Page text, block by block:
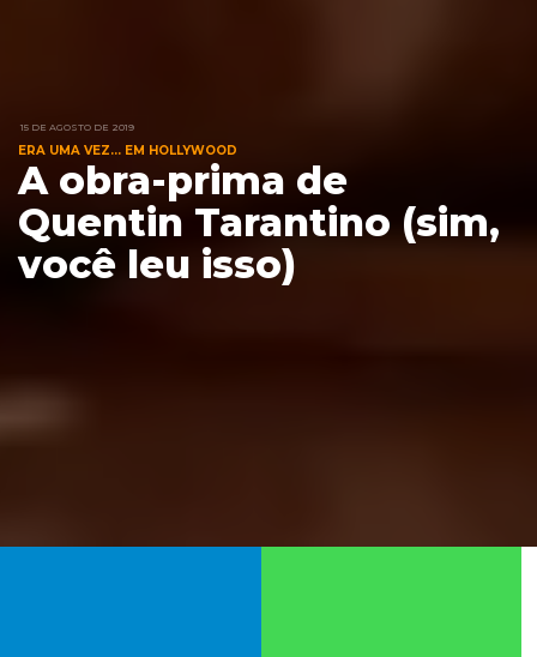
15 DE AGOSTO DE 2019
ERA UMA VEZ... EM HOLLYWOOD
A obra-prima de
Quentin Tarantino (sim,
você leu isso)